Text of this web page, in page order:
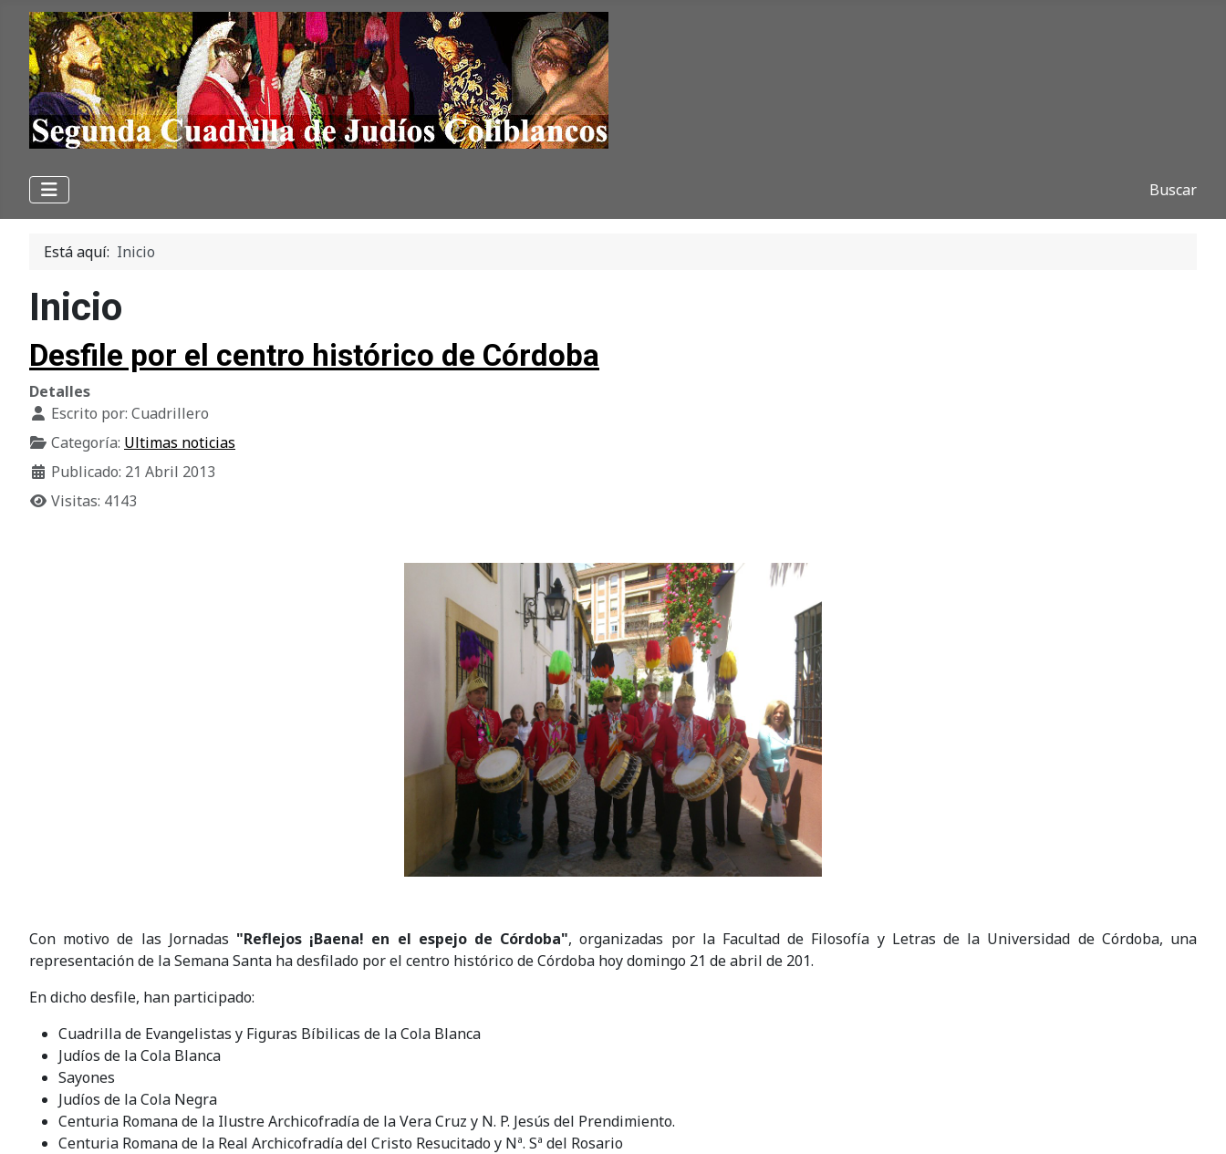
Buscar
Está aquí: Inicio
Inicio
Desfile por el centro histórico de Córdoba
Detalles
Escrito por: Cuadrillero
Categoría: Ultimas noticias
Publicado: 21 Abril 2013
Visitas: 4143
Con motivo de las Jornadas "Reflejos ¡Baena! en el espejo de Córdoba", organizadas por la Facultad de Filosofía y Letras de la Universidad de Córdoba, una
representación de la Semana Santa ha desfilado por el centro histórico de Córdoba hoy domingo 21 de abril de 201.
En dicho desfile, han participado:
Cuadrilla de Evangelistas y Figuras Bíbilicas de la Cola Blanca
Judíos de la Cola Blanca
Sayones
Judíos de la Cola Negra
Centuria Romana de la Ilustre Archicofradía de la Vera Cruz y N. P. Jesús del Prendimiento.
Centuria Romana de la Real Archicofradía del Cristo Resucitado y Nª. Sª del Rosario